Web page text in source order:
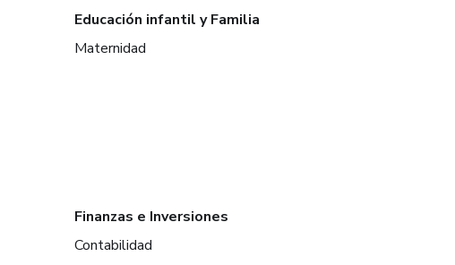
Educación infantil y Familia
Maternidad
Finanzas e Inversiones
Contabilidad